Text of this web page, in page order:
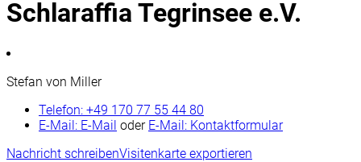
Schlaraffia Tegrinsee e.V.
Stefan von Miller
Telefon: +49 170 77 55 44 80
E-Mail: E-Mail oder E-Mail: Kontaktformular
Nachricht schreibenVisitenkarte exportieren